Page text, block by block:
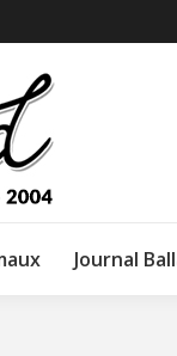
Journal